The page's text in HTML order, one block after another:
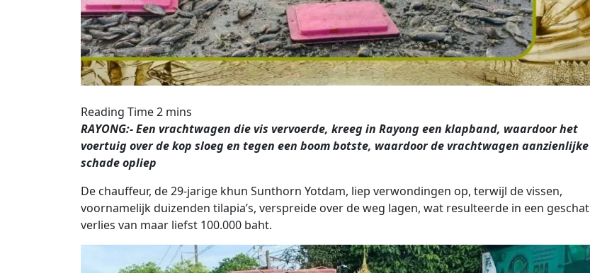
RAYONG:- Een vrachtwagen die vis vervoerde, kreeg in Rayong een klapband, waardoor het
voertuig over de kop sloeg en tegen een boom botste, waardoor de vrachtwagen aanzienlijke
schade opliep
De chauffeur, de 29-jarige khun Sunthorn Yotdam, liep verwondingen op, terwijl de vissen,
voornamelijk duizenden tilapia’s, verspreide over de weg lagen, wat resulteerde in een geschat
verlies van maar liefst 100.000 baht.